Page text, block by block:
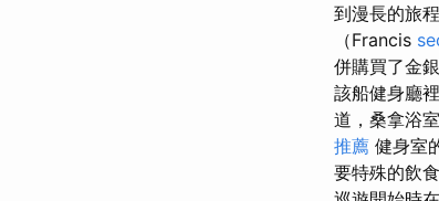
到漫長的旅
（Francis
併購買了金
該船健身廳
道，桑拿浴
推薦 健身室
要特殊的飲